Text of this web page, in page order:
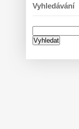
Vyhledávání